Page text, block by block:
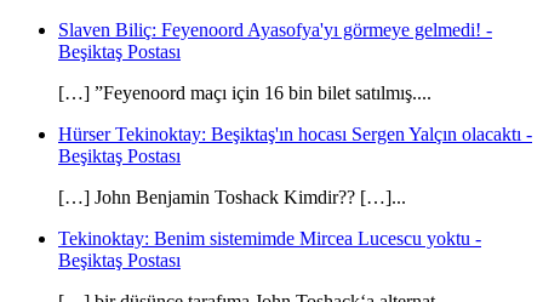
Slaven Biliç: Feyenoord Ayasofya'yı görmeye gelmedi! -
Beşiktaş Postası
[…] ”Feyenoord maçı için 16 bin bilet satılmış....
Hürser Tekinoktay: Beşiktaş'ın hocası Sergen Yalçın olacaktı -
Beşiktaş Postası
[…] John Benjamin Toshack Kimdir?? […]...
Tekinoktay: Benim sistemimde Mircea Lucescu yoktu -
Beşiktaş Postası